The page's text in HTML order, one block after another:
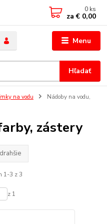
Menu
Hľadať
0 ks
za € 0,00
na vodu
Nádoby na vodu,
zástery
1-3 z 3
z 1